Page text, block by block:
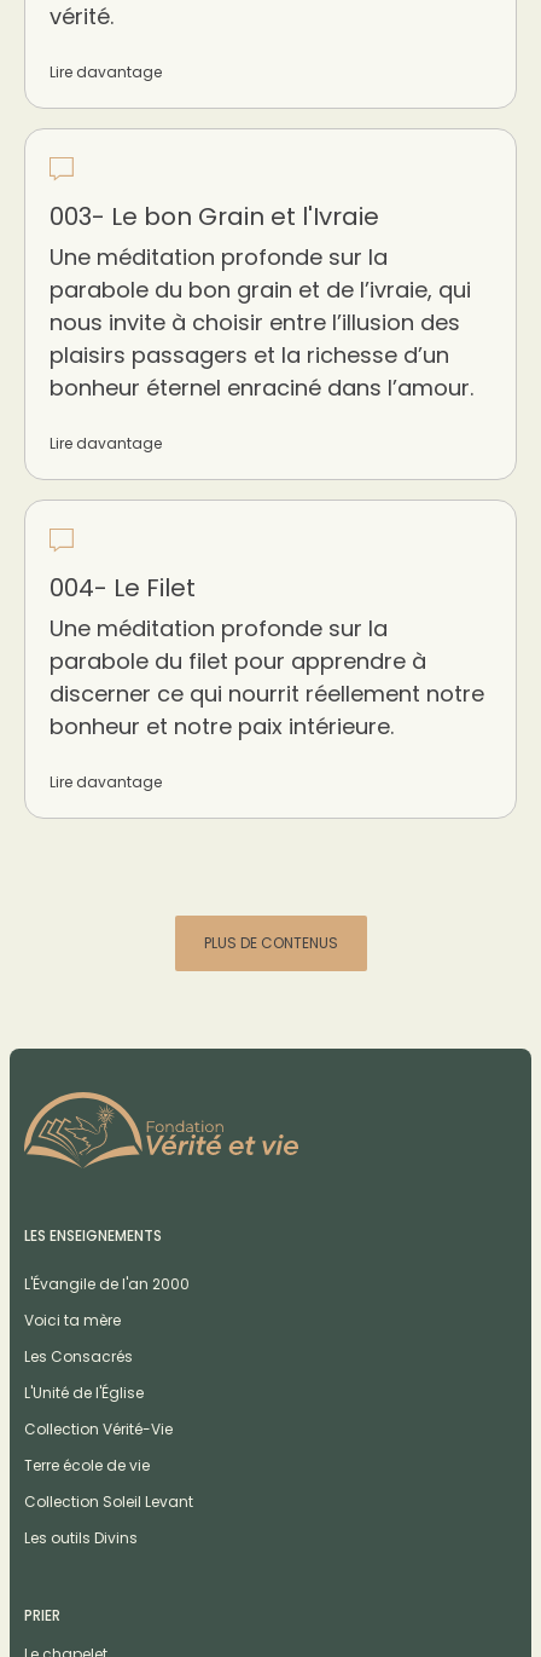
vérité.
Lire davantage
003- Le bon Grain et l'Ivraie
Une méditation profonde sur la
parabole du bon grain et de l’ivraie, qui
nous invite à choisir entre l’illusion des
plaisirs passagers et la richesse d’un
bonheur éternel enraciné dans l’amour.
Lire davantage
004- Le Filet
Une méditation profonde sur la
parabole du filet pour apprendre à
discerner ce qui nourrit réellement notre
bonheur et notre paix intérieure.
Lire davantage
PLUS DE CONTENUS
LES ENSEIGNEMENTS
L'Évangile de l'an 2000
Voici ta mère
Les Consacrés
L'Unité de l'Église
Collection Vérité-Vie
Terre école de vie
Collection Soleil Levant
Les outils Divins
PRIER